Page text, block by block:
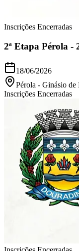
Inscrições Encerradas
2ª Etapa Pérola -
18/06/2026
Pérola - Ginásio de
Inscrições Encerradas